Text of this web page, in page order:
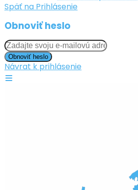
Späť na Prihlásenie
Obnoviť heslo
Obnoviť heslo
Návrat k prihlásenie